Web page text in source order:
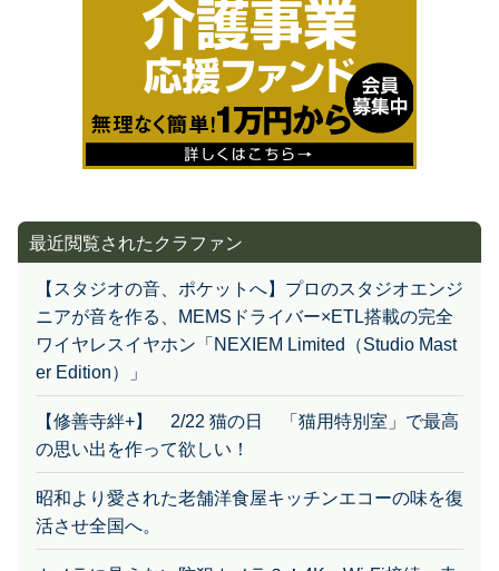
最近閲覧されたクラファン
【スタジオの音、ポケットへ】プロのスタジオエンジ
ニアが音を作る、MEMSドライバー×ETL搭載の完全
ワイヤレスイヤホン「NEXIEM Limited（Studio Mast
er Edition）」
【修善寺絆+】 2/22 猫の日 「猫用特別室」で最高
の思い出を作って欲しい！
昭和より愛された老舗洋食屋キッチンエコーの味を復
活させ全国へ。